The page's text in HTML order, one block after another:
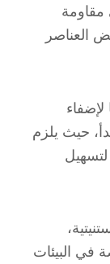
مقاومة
العناصر
حيث يلزم
من المحتوى يبلغ 10.5% لتسهيل
في البيئات